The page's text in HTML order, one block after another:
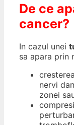
De ce
cancer?
In cazul unei
sa apara prin
nervi
zonei